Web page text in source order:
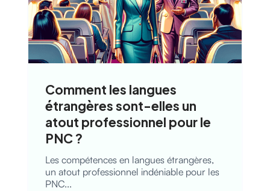
Comment les langues
étrangères sont-elles un
atout professionnel pour le
PNC ?
Les compétences en langues étrangères,
un atout professionnel indéniable pour les
PNC...